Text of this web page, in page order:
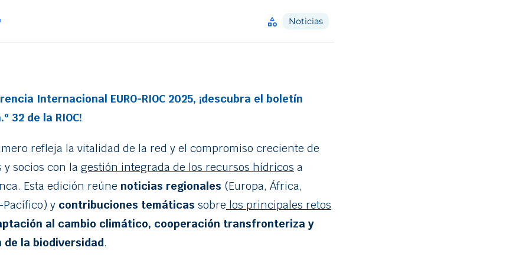
category Noticias
Internacional EURO-RIOC 2025, ¡descubra el boletín
32 de la RIOC!
refleja la vitalidad de la red y el compromiso creciente de
socios con la gestión integrada de los recursos hídricos a
Esta edición reúne noticias regionales (Europa, África,
Pacífico) y contribuciones temáticas sobre los principales retos
al cambio climático, cooperación transfronteriza y
de la biodiversidad.